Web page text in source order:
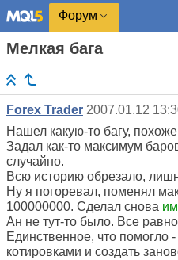
Форум
Мелкая бага
Forex Trader 2007.01.12
Нашел какую-то багу,
Задал как-то максимум
случайно.
Всю историю обрезало,
Ну я погоревал, поменял
100000000. Сделал снова
Ан не тут-то было. Все
Единственное, что помогло
котировками и создать